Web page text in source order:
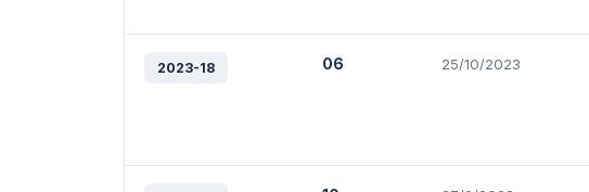
2023-18 06 25/10/2023